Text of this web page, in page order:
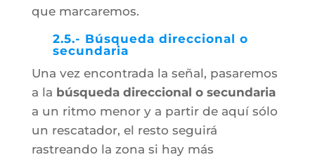
que marcaremos.
2.5.- Búsqueda direccional o
secundaria
Una vez encontrada la señal, pasaremos
a la búsqueda direccional o secundaria
a un ritmo menor y a partir de aquí sólo
un rescatador, el resto seguirá
rastreando la zona si hay más